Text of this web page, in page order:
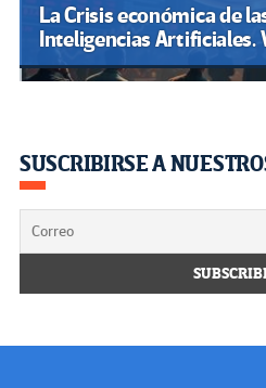
La Crisis económica de
Inteligencias Artificiales.
SUSCRIBIRSE A